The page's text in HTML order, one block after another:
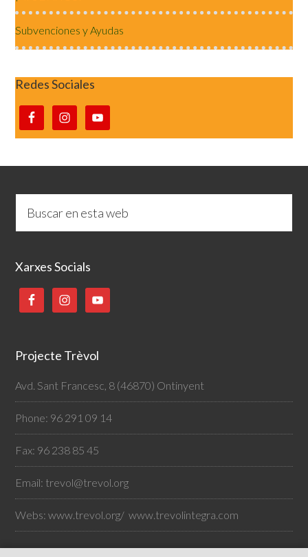
Subvenciones y Ayudas
Redes Sociales
Xarxes Socials
Projecte Trèvol
Avd. Sant Francesc, 8 (46870) Ontinyent
Phone: 96 291 09 14
Fax: 96 238 85 45
Email: trevol@trevol.org
Webs:www.trevol.org/ www.trevolintegra.com